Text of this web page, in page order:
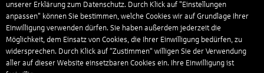
unserer Erklärung zum Datenschutz. Durch Klick auf "Einstellungen
anpassen" können Sie bestimmen, welche Cookies wir auf Grundlage Ihrer
Einwilligung verwenden dürfen. Sie haben außerdem jederzeit die
Möglichkeit, dem Einsatz von Cookies, die Ihrer Einwilligung bedürfen, zu
widersprechen. Durch Klick auf “Zustimmen“ willigen Sie der Verwendung
aller auf dieser Website einsetzbaren Cookies ein. Ihre Einwilligung ist